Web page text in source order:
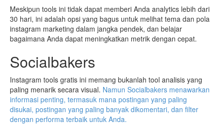
Meskipun tools ini tidak dapat memberi Anda analytics lebih dari
30 hari, ini adalah opsi yang bagus untuk melihat tema dan pola
instagram marketing dalam jangka pendek, dan belajar
bagaimana Anda dapat meningkatkan metrik dengan cepat.
Socialbakers
Instagram tools gratis ini memang bukanlah tool analisis yang
paling menarik secara visual. Namun Socialbakers menawarkan
informasi penting, termasuk mana postingan yang paling
disukai, postingan yang paling banyak dikomentari, dan filter
dengan performa terbaik untuk Anda.